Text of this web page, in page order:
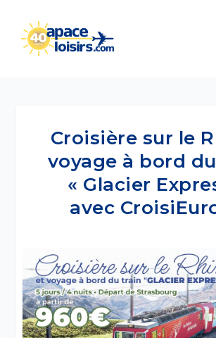
Croisière sur le
voyage à bord
« Glacier
avec